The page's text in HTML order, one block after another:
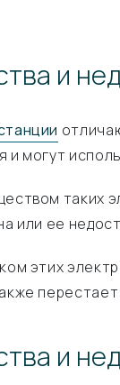
и
и могут
таких
или ее
этих
и